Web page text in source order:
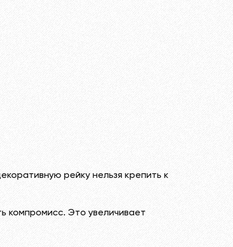
рейку нельзя крепить к
компромисс. Это увеличивает